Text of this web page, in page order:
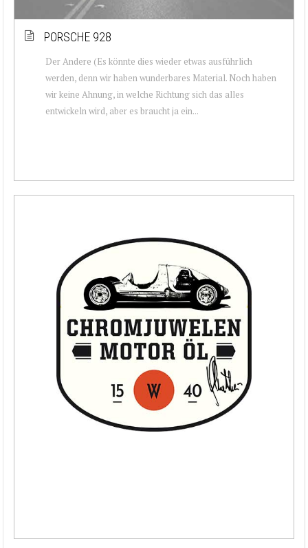
PORSCHE 928
Der Andere (Es könnte dies wieder etwas ausführlich
werden, denn wir haben wunderbares Material. Noch haben
wir keine Ahnung, in welche Richtung sich das alles
entwickeln wird, aber es braucht ja ein...